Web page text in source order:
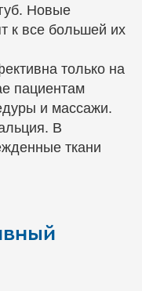
Новые
к все большей их
только на
пациентам
и массажи.
В
ткани